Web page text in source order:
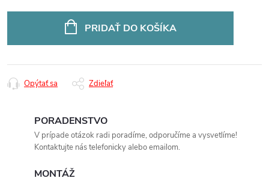
PRIDAŤ DO KOŠÍKA
Opýtať sa Zdieľať
PORADENSTVO
V prípade otázok radi poradíme, odporučíme a vysvetlíme!
Kontaktujte nás telefonicky alebo emailom.
MONTÁŽ